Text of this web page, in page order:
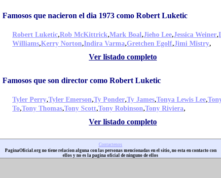
Famosos que nacieron el dia 1973 como Robert Luketic
Robert Luketic,Rob McKittrick,Mark Boal,Jieho Lee,Jessica Weiner,
Williams,Kerry Norton,Indira Varma,Gretchen Egolf,Jimi Mistry,
Ver listado completo
Famosos que son director como Robert Luketic
Tyler Perry,Tyler Emerson,Ty Ponder,Ty James,Tonya Lewis Lee,
To,Tony Thomas,Tony Scott,Tony Robinson,Tony Riviera,
Ver listado completo
Contactenos
PaginaOficial.org no tiene relacion alguna con las personas mencionadas en el sitio, no esta en contacto con
ellos y no es la pagina oficial de ninguno de ellos